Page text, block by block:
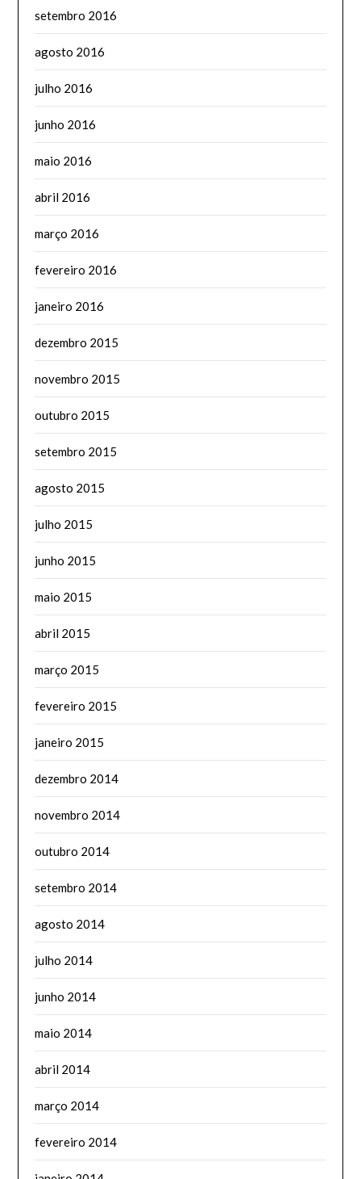
setembro 2016
agosto 2016
julho 2016
junho 2016
maio 2016
abril 2016
março 2016
fevereiro 2016
janeiro 2016
dezembro 2015
novembro 2015
outubro 2015
setembro 2015
agosto 2015
julho 2015
junho 2015
maio 2015
abril 2015
março 2015
fevereiro 2015
janeiro 2015
dezembro 2014
novembro 2014
outubro 2014
setembro 2014
agosto 2014
julho 2014
junho 2014
maio 2014
abril 2014
março 2014
fevereiro 2014